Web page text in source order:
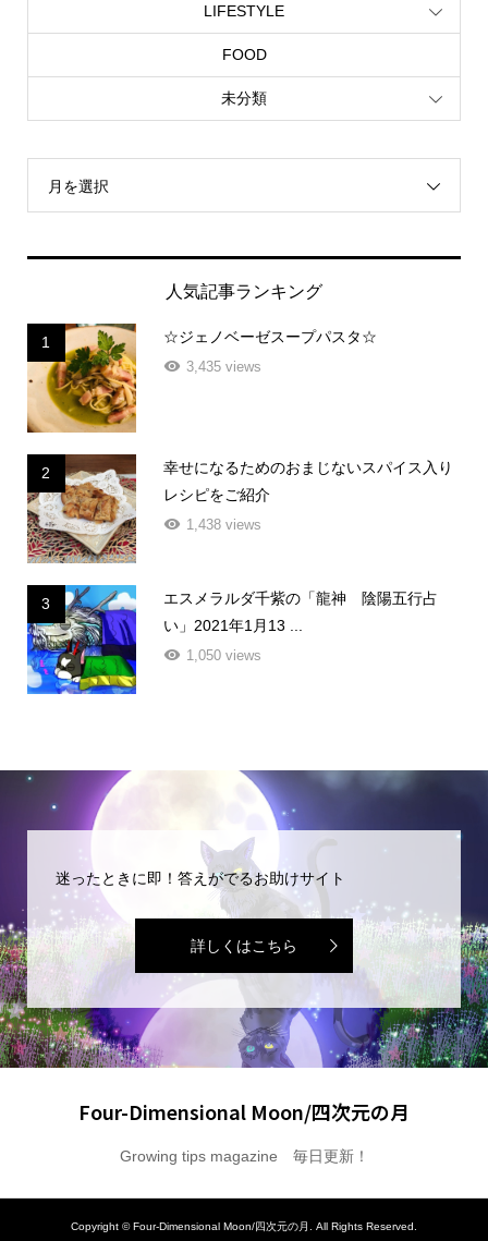
LIFESTYLE
FOOD
未分類
月を選択
人気記事ランキング
1 ☆ジェノベーゼスープパスタ☆
3,435 views
2
幸せになるためのおまじないスパイス入り
レシピをご紹介
1,438 views
3
エスメラルダ千紫の「龍神 陰陽五行占
い」2021年1月13 ...
1,050 views
迷ったときに即！答えがでるお助けサイト
詳しくはこちら
Four-Dimensional Moon/四次元の月
Growing tips magazine 毎日更新！
Copyright ©Four-Dimensional Moon/四次元の月. All Rights Reserved.